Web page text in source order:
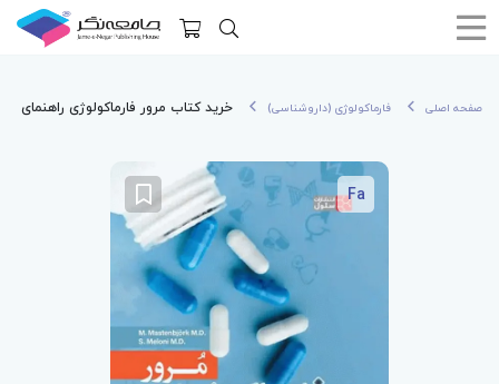
صفحه اصلی فارماکولوژی (داروشناسی) خرید کتاب مرور فارماکولوژی راهنمای
Fa